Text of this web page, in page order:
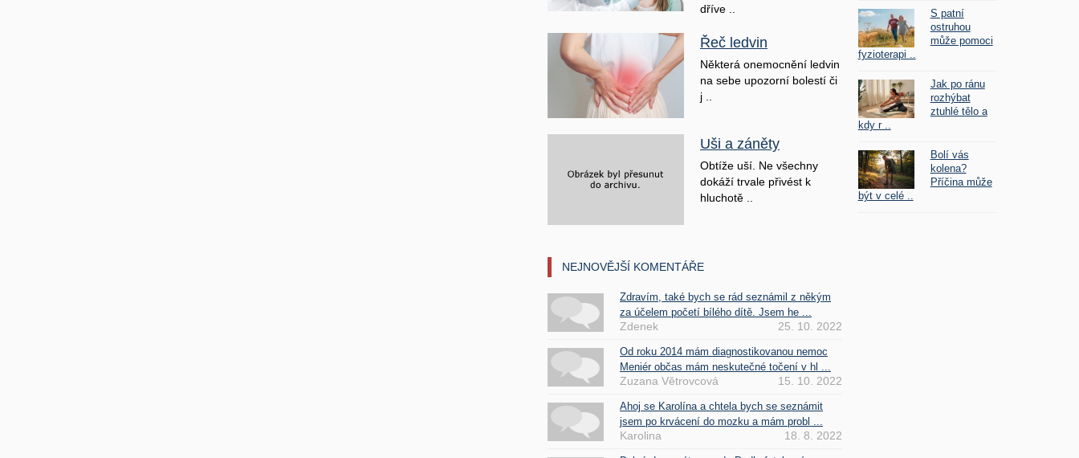
dříve ..
Řeč ledvin
Některá onemocnění ledvin
na sebe upozorní bolestí či
j ..
Uši a záněty
Obtíže uší. Ne všechny
dokáží trvale přivést k
hluchotě ..
NEJNOVĚJŠÍ KOMENTÁŘE
Zdravím, také bych se rád seznámil z někým
za účelem početí bílého dítě. Jsem he ...
Zdenek 25. 10. 2022
Od roku 2014 mám diagnostikovanou nemoc
Meniér občas mám neskutečné točení v hl ...
Zuzana Větrovcová 15. 10. 2022
Ahoj se Karolína a chtela bych se seznámit
jsem po krvácení do mozku a mám probl ...
Karolina 18. 8. 2022
S patní
ostruhou
může pomoci
fyzioterapi ..
Jak po ránu
rozhýbat
ztuhlé tělo a
kdy r ..
Bolí vás
kolena?
Příčina může
být v celé ..